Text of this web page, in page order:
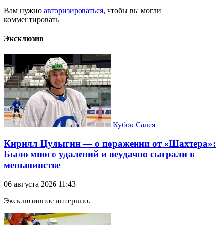
Вам нужно авторизироваться, чтобы вы могли
комментировать
Эксклюзив
Кубок Салея
Кирилл Цулыгин — о поражении от «Шахтера»:
Было много удалений и неудачно сыграли в
меньшинстве
06 августа 2026 11:43
Эксклюзивное интервью.